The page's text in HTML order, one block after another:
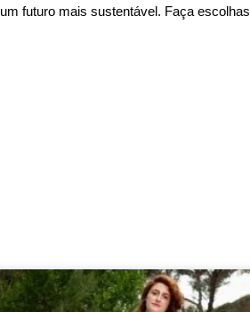
futuro mais sustentável. Faça escolhas